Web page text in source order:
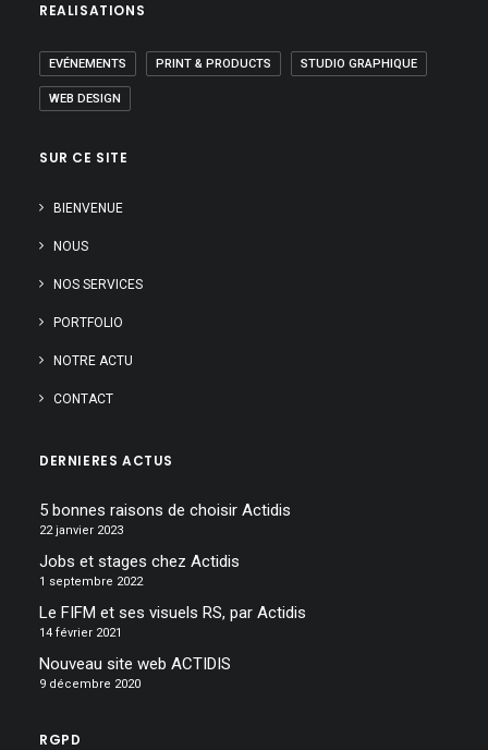
REALISATIONS
EVÉNEMENTS PRINT & PRODUCTS STUDIO GRAPHIQUE
WEB DESIGN
SUR CE SITE
BIENVENUE
NOUS
NOS SERVICES
PORTFOLIO
NOTRE ACTU
CONTACT
DERNIERES ACTUS
5 bonnes raisons de choisir Actidis
22 janvier 2023
Jobs et stages chez Actidis
1 septembre 2022
Le FIFM et ses visuels RS, par Actidis
14 février 2021
Nouveau site web ACTIDIS
9 décembre 2020
RGPD